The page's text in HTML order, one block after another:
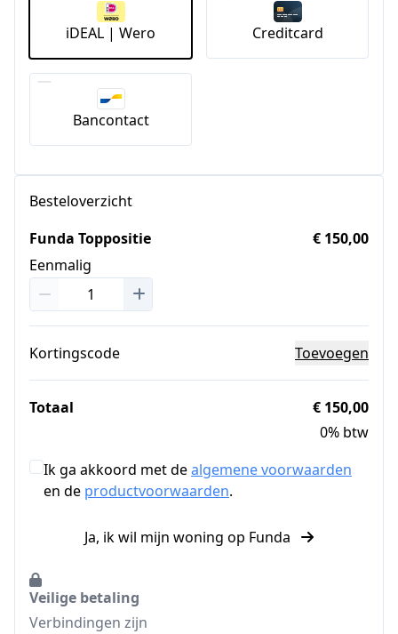
iDEAL | Wero Creditcard
Bancontact
Besteloverzicht
Funda Toppositie
Eenmalig
€ 150,00
Kortingscode Toevoegen
Totaal
€ 150,00
0% btw
Ik ga akkoord met dealgemene voorwaarden
en de productvoorwaarden.
Ja, ik wil mijn woning op Funda
Veilige betaling
Verbindingen zijn